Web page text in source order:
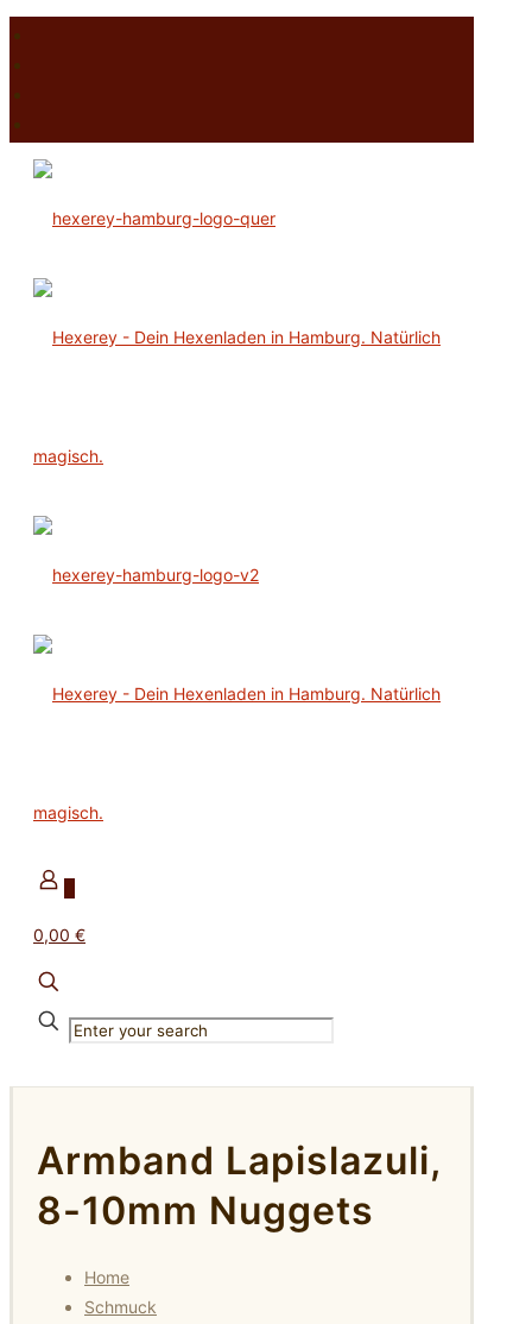
0,00 €
Armband Lapislazuli,
8-10mm Nuggets
Home
Schmuck